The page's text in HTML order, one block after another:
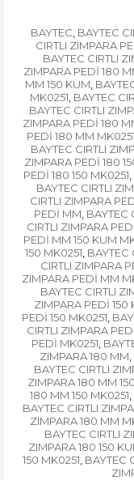
BAYTEC BAYTEC
CIRTLI ZIMPARA
BAYTEC CIRTLI
ZIMPARA PEDİ 180
MM 150 KUM
MK0251 BAYTEC
BAYTEC CIRTLI
ZIMPARA PEDİ 180
PEDİ 180 MM MK0251
BAYTEC CIRTLI
ZIMPARA PEDİ 180
PEDİ 180 150 MK0251
BAYTEC CIRTLI
CIRTLI ZIMPARA
PEDİ MM BAYTEC
CIRTLI ZIMPARA
PEDİ MM 150 KUM
150 MK0251 BAYTEC
CIRTLI ZIMPARA
ZIMPARA PEDİ MM
BAYTEC CIRTLI
ZIMPARA PEDİ 150
PEDİ 150 MK0251
CIRTLI ZIMPARA
PEDİ MK0251
ZIMPARA 180 MM
BAYTEC CIRTLI
ZIMPARA 180 MM
180 MM 150 MK0251
BAYTEC CIRTLI
ZIMPARA 180 MM
BAYTEC CIRTLI
ZIMPARA 180 150
150 MK0251 BAYTEC